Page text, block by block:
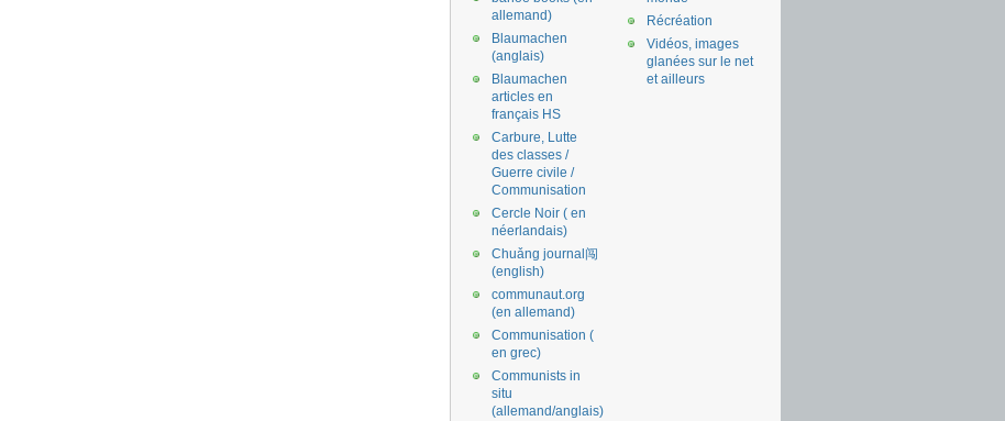
Récréation
Vidéos, images
glanées sur le net
et ailleurs
allemand)
Blaumachen
(anglais)
Blaumachen
articles en
français HS
Carbure, Lutte
des classes /
Guerre civile /
Communisation
Cercle Noir ( en
néerlandais)
Chuǎng journal闯
(english)
communaut.org
(en allemand)
Communisation (
en grec)
Communists in
situ
(allemand/anglais)